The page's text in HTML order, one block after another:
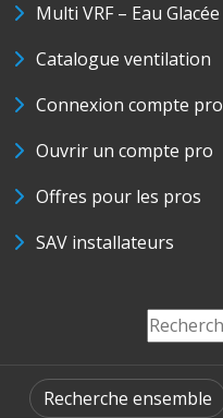
Multi VRF – Eau Glacée
Catalogue ventilation
Connexion compte pro
Ouvrir un compte pro
Offres pour les pros
SAV installateurs
Recherche ensemble